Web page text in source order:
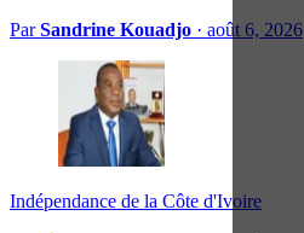
ParSandrine Kouadjo · août 6, 2026
Indépendance de la Côte d'Ivoire